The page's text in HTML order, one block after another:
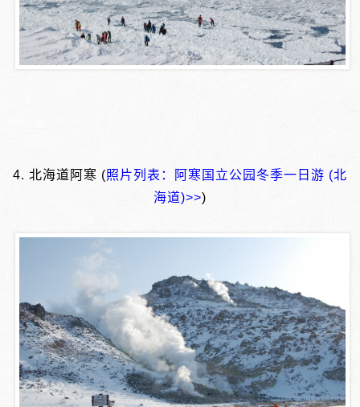
4. 北海道阿寒 (照片列表：阿寒国立公园冬季一日游 (北
海道)>>)